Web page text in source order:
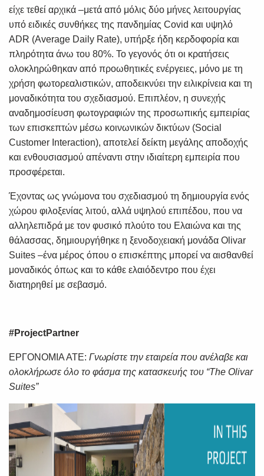
είχε τεθεί αρχικά –μετά από μόλις δύο μήνες λειτουργίας
υπό ειδικές συνθήκες της πανδημίας Covid και υψηλό
ADR (Average Daily Rate), υπήρξε ήδη κερδοφορία και
πληρότητα άνω του 80%. Το γεγονός ότι οι κρατήσεις
ολοκληρώθηκαν από προωθητικές ενέργειες, μόνο με τη
χρήση φωτορεαλιστικών, αποδεικνύει την ειλικρίνεια και τη
μοναδικότητα του σχεδιασμού. Επιπλέον, η συνεχής
αναδημοσίευση φωτογραφιών της προσωπικής εμπειρίας
των επισκεπτών μέσω κοινωνικών δικτύων (Social
Customer Interaction), αποτελεί δείκτη μεγάλης αποδοχής
και ενθουσιασμού απέναντι στην ιδιαίτερη εμπειρία που
προσφέρεται.
Έχοντας ως γνώμονα του σχεδιασμού τη δημιουργία ενός
χώρου φιλοξενίας λιτού, αλλά υψηλού επιπέδου, που να
αλληλεπιδρά με τον φυσικό πλούτο του Ελαιώνα και της
θάλασσας, δημιουργήθηκε η ξενοδοχειακή μονάδα Olivar
Suites –ένα μέρος όπου ο επισκέπτης μπορεί να αισθανθεί
μοναδικός όπως και το κάθε ελαιόδεντρο που έχει
διατηρηθεί με σεβασμό.
#ProjectPartner
ΕΡΓΟΝΟΜΙΑ ΑΤΕ: Γνωρίστε την εταιρεία που ανέλαβε και
ολοκλήρωσε όλο το φάσμα της κατασκευής του “The Olivar
Suites”